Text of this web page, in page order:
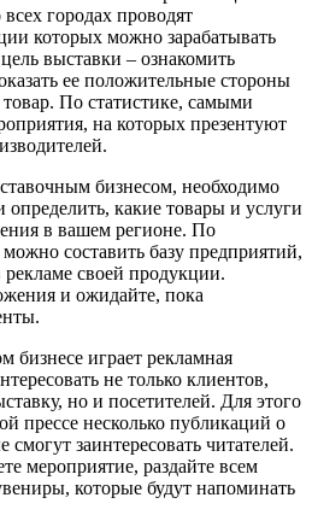
городах проводят
которых можно зарабатывать
выставки – ознакомить
ее положительные стороны
По статистике, самыми
на которых презентуют
бизнесом, необходимо
какие товары и услуги
в вашем регионе. По
составить базу предприятий,
своей продукции.
и ожидайте, пока
бизнесе играет рекламная
не только клиентов,
но и посетителей. Для этого
прессе несколько публикаций о
заинтересовать читателей.
мероприятие, раздайте всем
которые будут напоминать